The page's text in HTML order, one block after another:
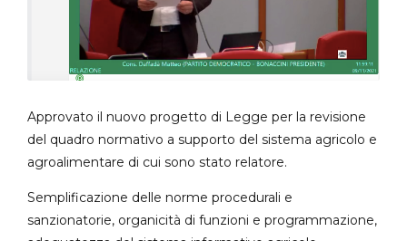
Approvato il nuovo progetto di Legge per la revisione
del quadro normativo a supporto del sistema agricolo e
agroalimentare di cui sono stato relatore.
Semplificazione delle norme procedurali e
sanzionatorie, organicità di funzioni e programmazione,